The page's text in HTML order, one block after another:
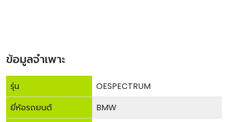
ข้อมูลจำเพาะ
รุ่น
OESPECTRUM
ยี่ห้อรถยนต์
BMW